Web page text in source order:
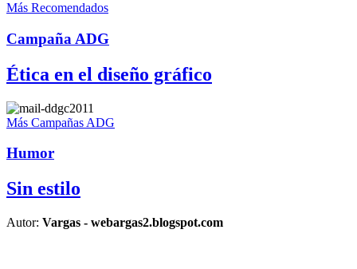
Más Recomendados
Campaña ADG
Ética en el diseño gráfico
Más Campañas ADG
Humor
Sin estilo
Autor: Vargas - webargas2.blogspot.com